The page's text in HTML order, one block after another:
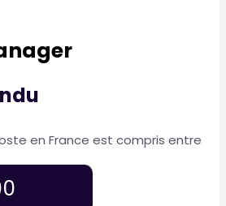
en France est compris entre